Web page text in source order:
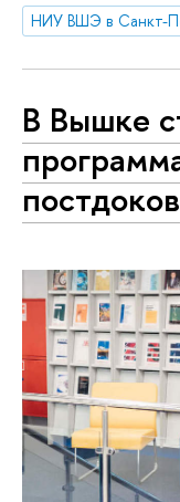
НИУ ВШЭ в Санкт-
В Вышке
постдоков